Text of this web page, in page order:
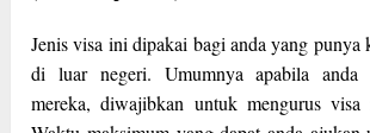
Jenis visa ini dipakai bagi anda yang punya
di luar negeri. Umumnya apabila anda
mereka, diwajibkan untuk mengurus